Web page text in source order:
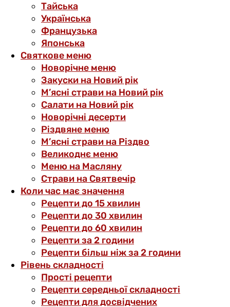
Тайська
Українська
Французька
Японська
Святкове меню
Новорічне меню
Закуски на Новий рік
М’ясні страви на Новий рік
Салати на Новий рік
Новорічні десерти
Різдвяне меню
М’ясні страви на Різдво
Великоднє меню
Меню на Масляну
Страви на Святвечір
Коли час має значення
Рецепти до 15 хвилин
Рецепти до 30 хвилин
Рецепти до 60 хвилин
Рецепти за 2 години
Рецепти більш ніж за 2 години
Рівень складності
Прості рецепти
Рецепти середньої складності
Рецепти для досвідчених